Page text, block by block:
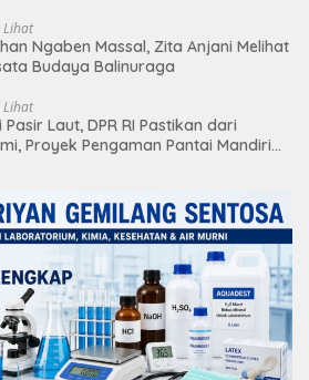
Lihat
Ngaben Massal, Zita Anjani Melihat
Budaya Balinuraga
Lihat
Laut, DPR RI Pastikan dari
Proyek Pengaman Pantai Mandiri